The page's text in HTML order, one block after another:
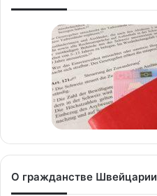
О гражданстве Швейцарии